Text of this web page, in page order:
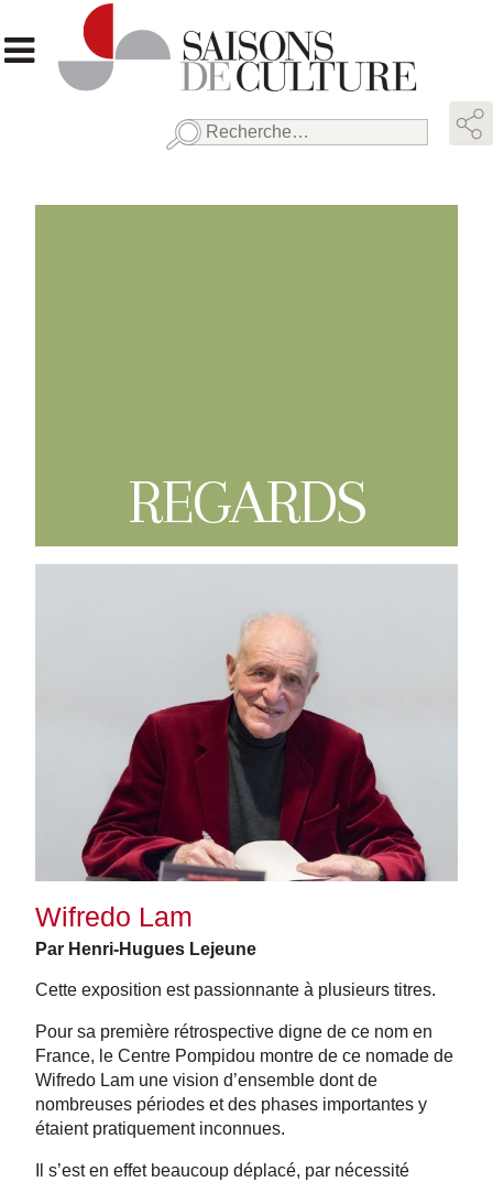
Rechercher :
REGARDS
Wifredo Lam
Par Henri-Hugues Lejeune
Cette exposition est passionnante à plusieurs titres.
Pour sa première rétrospective digne de ce nom en
France, le Centre Pompidou montre de ce nomade de
Wifredo Lam une vision d’ensemble dont de
nombreuses périodes et des phases importantes y
étaient pratiquement inconnues.
Il s’est en effet beaucoup déplacé, par nécessité